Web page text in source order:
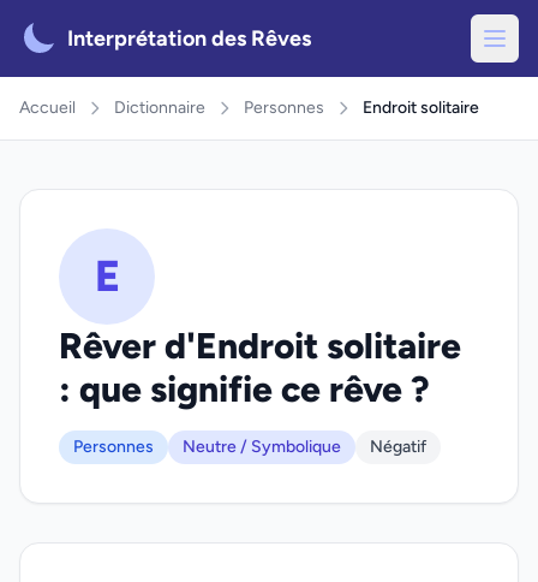
Interprétation des Rêves
Accueil Dictionnaire Personnes Endroit solitaire
E
Rêver d'Endroit solitaire
: que signifie ce rêve ?
Personnes Neutre / Symbolique Négatif